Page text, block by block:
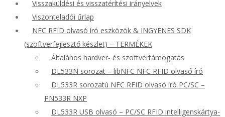
Visszaküldési és visszatérítési irányelvek
Viszonteladói űrlap
NFC RFID olvasó író eszközök & INGYENES SDK
(szoftverfejlesztő készlet) – TERMÉKEK
Általános hardver- és szoftvertámogatás
DL533N sorozat – libNFC NFC RFID olvasó író
DL533R sorozatú NFC RFID olvasó író PC/SC –
PN533R NXP
DL533R USB olvasó – PC/SC RFID intelligenskártya-